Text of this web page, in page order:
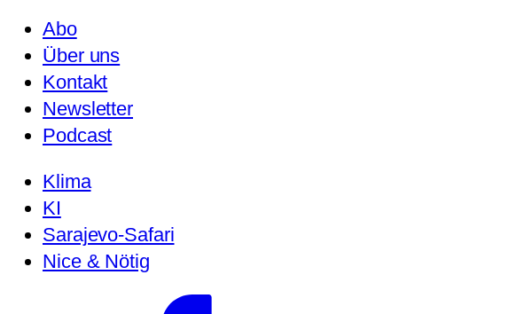
Abo
Über uns
Kontakt
Newsletter
Podcast
Klima
KI
Sarajevo-Safari
Nice & Nötig